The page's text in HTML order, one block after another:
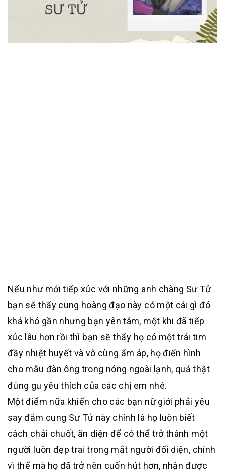
Nếu như mới tiếp xúc với những anh chàng Sư Tử
bạn sẽ thấy cung hoàng đạo này có một cái gì đó
khá khó gần nhưng bạn yên tâm, một khi đã tiếp
xúc lâu hơn rồi thì bạn sẽ thấy họ có một trái tim
đầy nhiệt huyết và vô cùng ấm áp, họ điển hình
cho mẫu đàn ông trong nóng ngoài lạnh, quả thật
đúng gu yêu thích của các chị em nhé.
Một điểm nữa khiến cho các bạn nữ giới phải yêu
say đắm cung Sư Tử này chính là họ luôn biết
cách chải chuốt, ăn diện để có thể trở thành một
người luôn đẹp trai trong mắt người đối diện, chính
vì thế mà họ đã trở nên cuốn hút hơn, nhận được